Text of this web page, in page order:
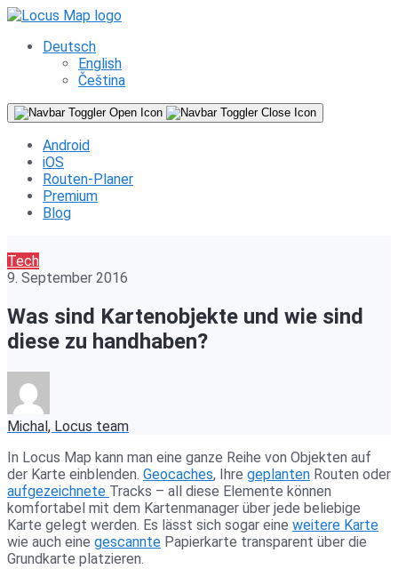
Deutsch
English
Čeština
Android
iOS
Routen-Planer
Premium
Blog
Tech
9. September 2016
Was sind Kartenobjekte und wie sind
diese zu handhaben?
Michal, Locus team
In Locus Map kann man eine ganze Reihe von Objekten auf
der Karte einblenden. Geocaches, Ihre geplanten Routen oder
aufgezeichnete Tracks – all diese Elemente können
komfortabel mit dem Kartenmanager über jede beliebige
Karte gelegt werden. Es lässt sich sogar eine weitere Karte
wie auch eine gescannte Papierkarte transparent über die
Grundkarte platzieren.